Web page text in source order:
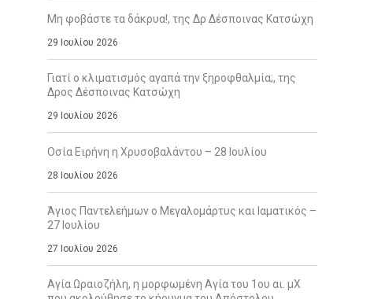
Μη φοβάστε τα δάκρυα!, της Δρ Δέσποινας Κατσώχη
29 Ιουλίου 2026
Γιατί ο κλιματισμός αγαπά την ξηροφθαλμία;, της
Δρος Δέσποινας Κατσώχη
29 Ιουλίου 2026
Οσία Ειρήνη η Χρυσοβαλάντου – 28 Ιουλίου
28 Ιουλίου 2026
Άγιος Παντελεήμων ο Μεγαλομάρτυς και Ιαματικός –
27 Ιουλίου
27 Ιουλίου 2026
Αγία Ωραιοζήλη, η μορφωμένη Αγία του 1ου αι. μΧ